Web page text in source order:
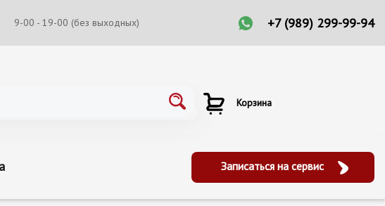
9-00 - 19-00 (без выходных) +7 (989) 299-99-94
Корзина
Записаться на сервис